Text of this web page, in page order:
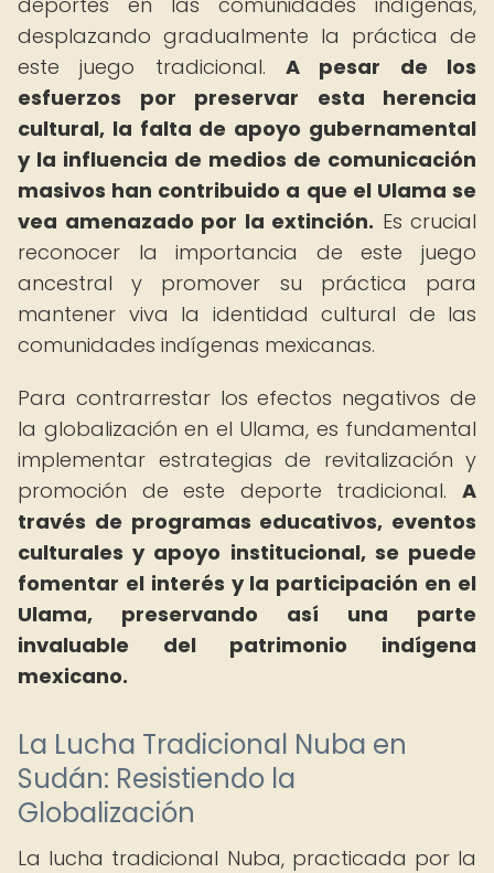
desplazando gradualmente la práctica de
este juego tradicional. A pesar de los
esfuerzos por preservar esta herencia
cultural, la falta de apoyo gubernamental
y la influencia de medios de comunicación
masivos han contribuido a que el Ulama se
vea amenazado por la extinción. Es crucial
reconocer la importancia de este juego
ancestral y promover su práctica para
mantener viva la identidad cultural de las
comunidades indígenas mexicanas.
Para contrarrestar los efectos negativos de
la globalización en el Ulama, es fundamental
implementar estrategias de revitalización y
promoción de este deporte tradicional. A
través de programas educativos, eventos
culturales y apoyo institucional, se puede
fomentar el interés y la participación en el
Ulama, preservando así una parte
invaluable del patrimonio indígena
mexicano.
La Lucha Tradicional Nuba en
Sudán: Resistiendo la
Globalización
La lucha tradicional Nuba, practicada por la